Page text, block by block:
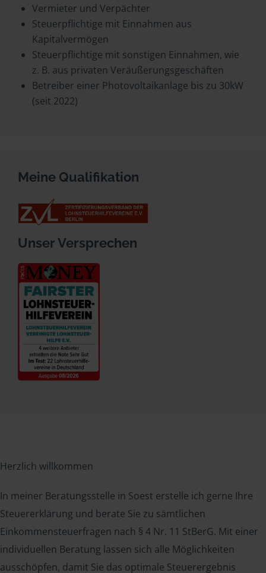
Vermieter und Verpächter
Steuerpflichtige mit Einnahmen aus
Kapitalvermögen
Steuerpflichtige mit sonstigen Einnahmen, wie
z. B. aus privaten Veräußerungsgeschäften
Betreiber einer Photovoltaikanlage bis zu 30kW
(seit 2022)
Meine Qualifikation
Unser Versprechen
Herzlich willkommen
In meiner Beratungsstelle in Soest erstelle ich gerne Ihre
Steuererklärung und berate Sie zu sämtlichen
Einkommensteuerfragen nach § 4 Nr. 11 StBerG. Mit einer
individuellen Beratung lassen sich alle Möglichkeiten
ausschöpfen, damit Sie das optimale Steuerergebnis